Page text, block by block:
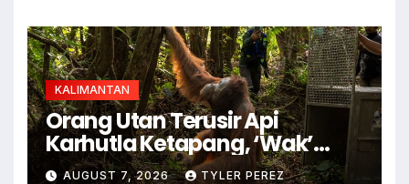
KALIMANTAN
Orang Utan Terusir Api
Karhutla Ketapang, ‘Wak’
Kabur ke Kebun Warga
AUGUST 7, 2026 TYLER PEREZ